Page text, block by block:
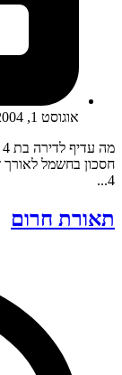
אוגוסט 1, 2004
4...
תאורת חרום